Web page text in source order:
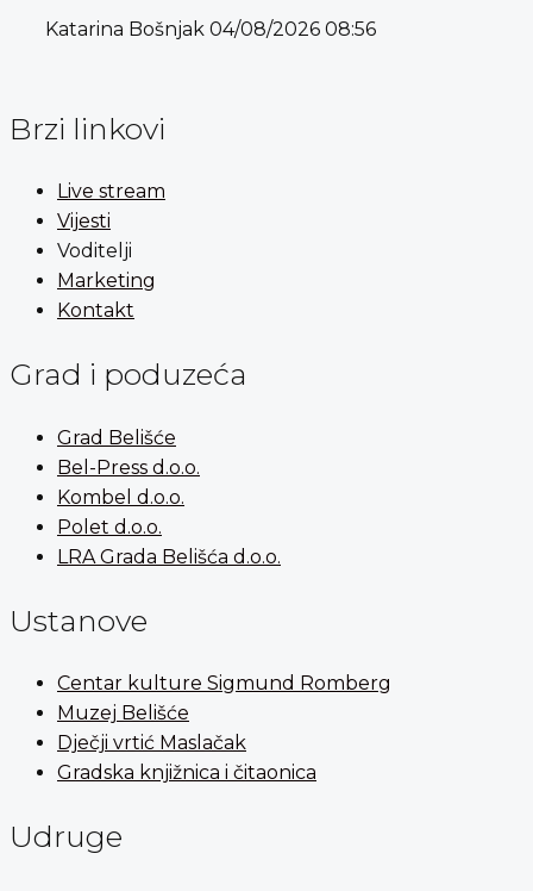
Katarina Bošnjak 04/08/2026 08:56
Brzi linkovi
Live stream
Vijesti
Voditelji
Marketing
Kontakt
Grad i poduzeća
Grad Belišće
Bel-Press d.o.o.
Kombel d.o.o.
Polet d.o.o.
LRA Grada Belišća d.o.o.
Ustanove
Centar kulture Sigmund Romberg
Muzej Belišće
Dječji vrtić Maslačak
Gradska knjižnica i čitaonica
Udruge